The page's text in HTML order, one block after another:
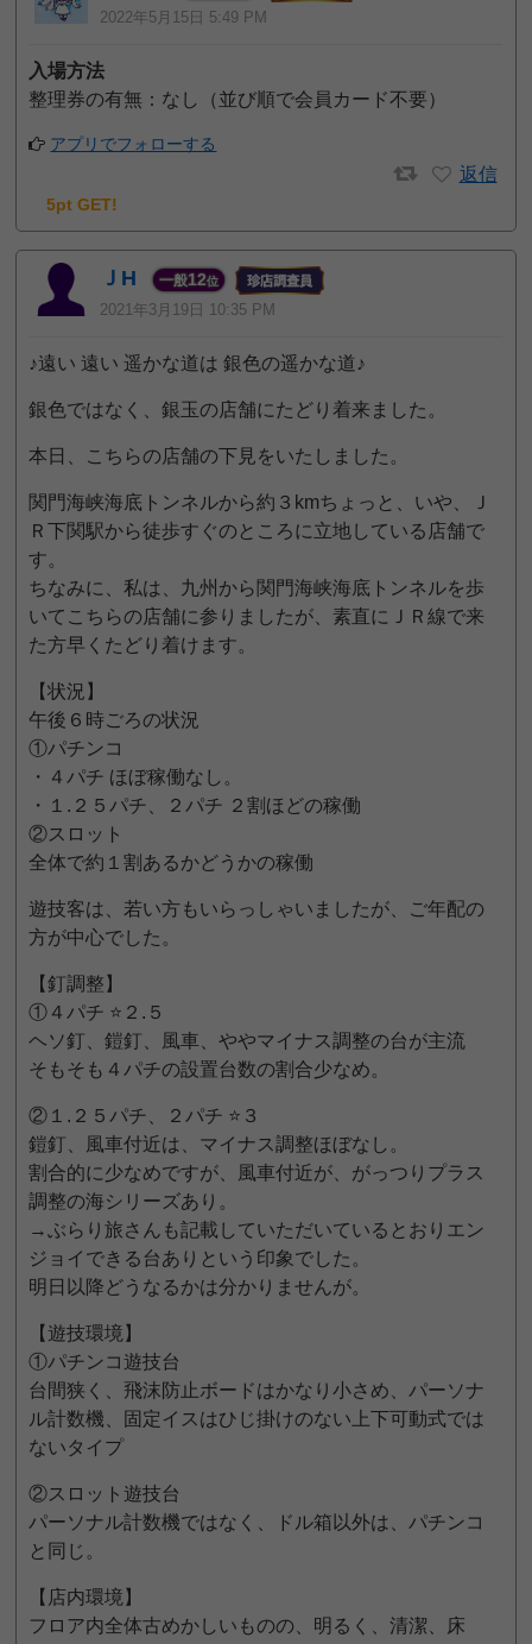
2022年5月15日 5:49 PM
入場方法
整理券の有無：なし（並び順で会員カード不要）
アプリでフォローする
返信
5pt GET!
ＪH 一般12位
2021年3月19日 10:35 PM
♪遠い 遠い 遥かな道は 銀色の遥かな道♪
銀色ではなく、銀玉の店舗にたどり着来ました。
本日、こちらの店舗の下見をいたしました。
関門海峡海底トンネルから約３kmちょっと、いや、Ｊ
Ｒ下関駅から徒歩すぐのところに立地している店舗で
す。
ちなみに、私は、九州から関門海峡海底トンネルを歩
いてこちらの店舗に参りましたが、素直にＪＲ線で来
た方早くたどり着けます。
【状況】
午後６時ごろの状況
①パチンコ
・４パチ ほぼ稼働なし。
・１.２５パチ、２パチ ２割ほどの稼働
②スロット
全体で約１割あるかどうかの稼働
遊技客は、若い方もいらっしゃいましたが、ご年配の
方が中心でした。
【釘調整】
①４パチ ⭐２.５
ヘソ釘、鎧釘、風車、ややマイナス調整の台が主流
そもそも４パチの設置台数の割合少なめ。
②１.２５パチ、２パチ ⭐３
鎧釘、風車付近は、マイナス調整ほぼなし。
割合的に少なめですが、風車付近が、がっつりプラス
調整の海シリーズあり。
→ぶらり旅さんも記載していただいているとおりエン
ジョイできる台ありという印象でした。
明日以降どうなるかは分かりませんが。
【遊技環境】
①パチンコ遊技台
台間狭く、飛沫防止ボードはかなり小さめ、パーソナ
ル計数機、固定イスはひじ掛けのない上下可動式では
ないタイプ
②スロット遊技台
パーソナル計数機ではなく、ドル箱以外は、パチンコ
と同じ。
【店内環境】
フロア内全体古めかしいものの、明るく、清潔、床